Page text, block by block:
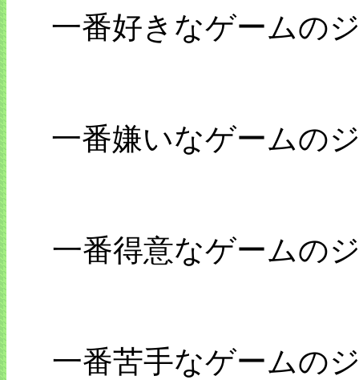
一番好きなゲームの
一番嫌いなゲームの
一番得意なゲームの
一番苦手なゲームの